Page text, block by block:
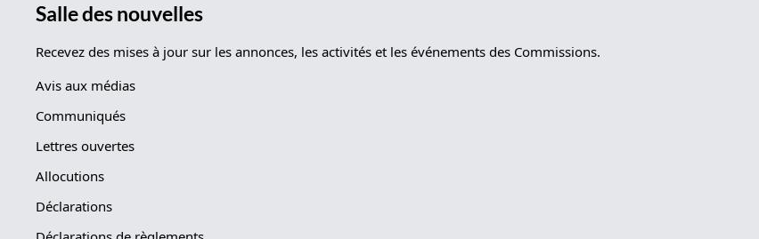
Salle des nouvelles
Recevez des mises à jour sur les annonces, les activités et les événements des Commissions.
Avis aux médias
Communiqués
Lettres ouvertes
Allocutions
Déclarations